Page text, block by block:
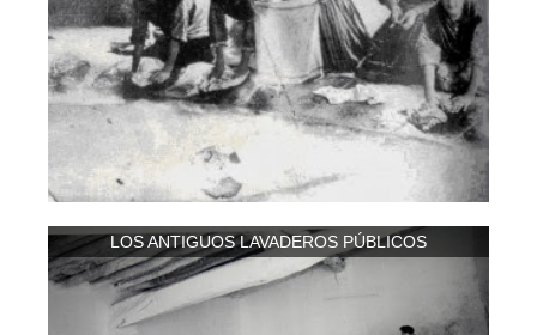
LOS ANTIGUOS LAVADEROS PÚBLICOS